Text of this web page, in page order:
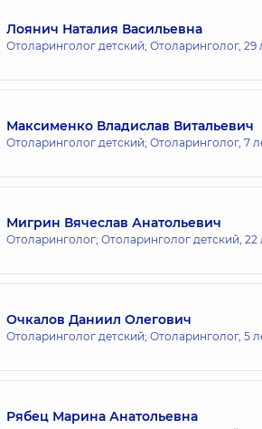
ул. Александра Мишуги, 12, г. Киев
ул. Драгоманова, 21-А, г. Киев
Медицинский Центр
ул. Татарская, 2-Е, г. Киев
Лоянич Наталия Васильевна
Отоларинголог детский; Отоларинголог, 29
Максименко Владислав Витальевич
Отоларинголог детский; Отоларинголог, 7
Мигрин Вячеслав Анатольевич
Отоларинголог; Отоларинголог детский, 22
Очкалов Даниил Олегович
Отоларинголог детский; Отоларинголог, 5
Рябец Марина Анатольевна